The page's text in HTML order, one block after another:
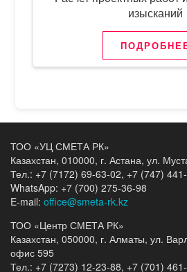
изысканий
ТОО «УЦ СМЕТА РК»
Казахстан, 010000, г. Астана, ул.
Тел.: +7 (7172) 69-63-02, +7 (747)
WhatsApp: +7 (700) 275-36-98
E-mail: office@smeta-rk.kz
ТОО «Центр СМЕТА РК»
Казахстан, 050000, г. Алматы, ул.
офис 595
Тел.: +7 (7273) 12-23-88, +7 (701)